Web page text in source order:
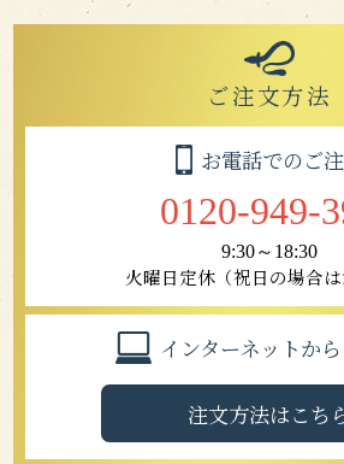
ご注文方法
お電話でのご
0120-949-
9:30～18:30
火曜日定休（祝日の場合は
インターネットか
注文方法はこち